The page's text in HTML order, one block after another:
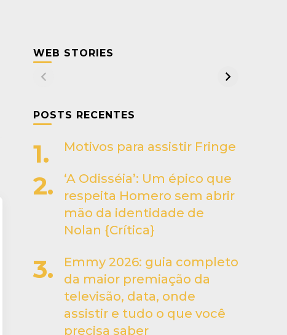
WEB STORIES
POSTS RECENTES
Motivos para assistir Fringe
‘A Odisséia’: Um épico que
respeita Homero sem abrir
mão da identidade de
Nolan {Crítica}
Emmy 2026: guia completo
da maior premiação da
televisão, data, onde
assistir e tudo o que você
precisa saber